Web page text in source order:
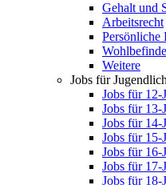
Gehalt und
Arbeitsrecht
Weitere
Jobs für
Jobs für 12-
Jobs für 13-
Jobs für 14-
Jobs für 15-
Jobs für 16-
Jobs für 17-
Jobs für 18-